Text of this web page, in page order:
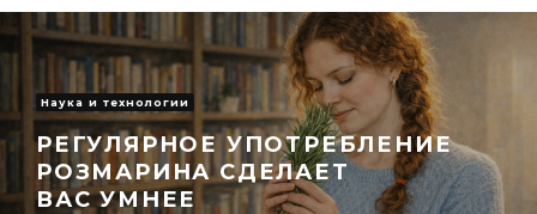
Наука и технологии
РЕГУЛЯРНОЕ УПОТРЕБЛЕНИЕ
РОЗМАРИНА СДЕЛАЕТ
ВАС УМНЕЕ